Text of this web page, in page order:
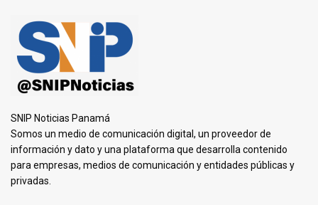
SNIP Noticias Panamá
Somos un medio de comunicación digital, un proveedor de
información y dato y una plataforma que desarrolla contenido
para empresas, medios de comunicación y entidades públicas y
privadas.